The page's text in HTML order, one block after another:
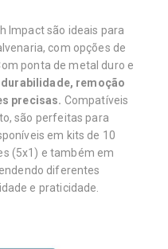
Impact são ideais para
com opções de
ponta de metal duro e
remoção
precisas. Compatíveis
são perfeitas para
em kits de 10
(5x1) e também em
diferentes
e praticidade.